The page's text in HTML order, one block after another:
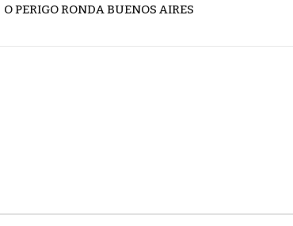
O PERIGO RONDA BUENOS AIRES